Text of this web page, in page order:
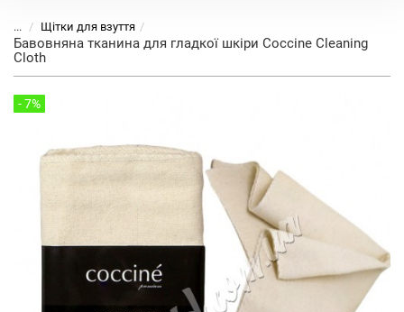
... Щітки для взуття
Бавовняна тканина для гладкої шкіри Coccine Cleaning
Cloth
- 7%